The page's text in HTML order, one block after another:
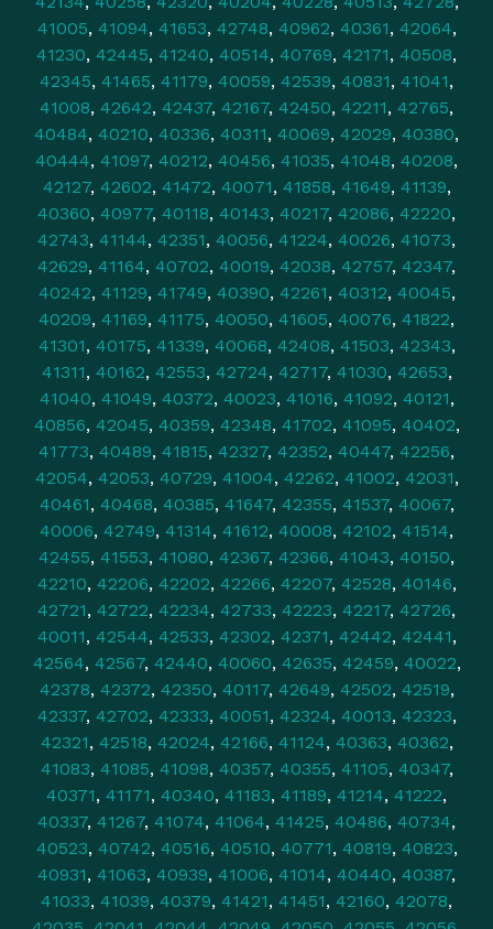
41005, 41094, 41653, 42748, 40962, 40361, 42064,
41230, 42445, 41240, 40514, 40769, 42171, 40508,
42345, 41465, 41179, 40059, 42539, 40831, 41041,
41008, 42642, 42437, 42167, 42450, 42211, 42765,
40484, 40210, 40336, 40311, 40069, 42029, 40380,
40444, 41097, 40212, 40456, 41035, 41048, 40208,
42127, 42602, 41472, 40071, 41858, 41649, 41139,
40360, 40977, 40118, 40143, 40217, 42086, 42220,
42743, 41144, 42351, 40056, 41224, 40026, 41073,
42629, 41164, 40702, 40019, 42038, 42757, 42347,
40242, 41129, 41749, 40390, 42261, 40312, 40045,
40209, 41169, 41175, 40050, 41605, 40076, 41822,
41301, 40175, 41339, 40068, 42408, 41503, 42343,
41311, 40162, 42553, 42724, 42717, 41030, 42653,
41040, 41049, 40372, 40023, 41016, 41092, 40121,
40856, 42045, 40359, 42348, 41702, 41095, 40402,
41773, 40489, 41815, 42327, 42352, 40447, 42256,
42054, 42053, 40729, 41004, 42262, 41002, 42031,
40461, 40468, 40385, 41647, 42355, 41537, 40067,
40006, 42749, 41314, 41612, 40008, 42102, 41514,
42455, 41553, 41080, 42367, 42366, 41043, 40150,
42210, 42206, 42202, 42266, 42207, 42528, 40146,
42721, 42722, 42234, 42733, 42223, 42217, 42726,
40011, 42544, 42533, 42302, 42371, 42442, 42441,
42564, 42567, 42440, 40060, 42635, 42459, 40022,
42378, 42372, 42350, 40117, 42649, 42502, 42519,
42337, 42702, 42333, 40051, 42324, 40013, 42323,
42321, 42518, 42024, 42166, 41124, 40363, 40362,
41083, 41085, 41098, 40357, 40355, 41105, 40347,
40371, 41171, 40340, 41183, 41189, 41214, 41222,
40337, 41267, 41074, 41064, 41425, 40486, 40734,
40523, 40742, 40516, 40510, 40771, 40819, 40823,
40931, 41063, 40939, 41006, 41014, 40440, 40387,
41033, 41039, 40379, 41421, 41451, 42160, 42078,